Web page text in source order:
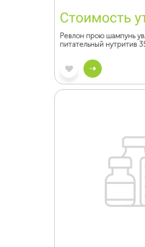
Стоимость
Ревлон прою шампунь
питательный нутритив